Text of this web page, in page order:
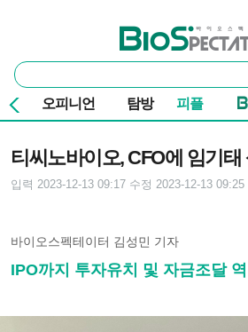
바이오스펙테이터
통
합
검
색
오피니언 탐방 피플
티씨노바이오, CFO에 임기태
입력 2023-12-13 09:17 수정 2023-12-13 09:25
바이오스펙테이터 김성민 기자
IPO까지 투자유치 및 자금조달